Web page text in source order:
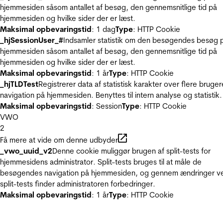
hjemmesiden såsom antallet af besøg, den gennemsnitlige tid på
hjemmesiden og hvilke sider der er læst.
Maksimal opbevaringstid: 1 dagType: HTTP Cookie
_hjSessionUser_#Indsamler statistik om den besøgendes besøg
hjemmesiden såsom antallet af besøg, den gennemsnitlige tid på
hjemmesiden og hvilke sider der er læst.
Maksimal opbevaringstid: 1 årType: HTTP Cookie
_hjTLDTestRegistrerer data af statistisk karakter over flere
navigation på hjemmesiden. Benyttes til intern analyse og statistik.
Maksimal opbevaringstid: SessionType: HTTP Cookie
VWO
2
Få mere at vide om denne udbyder
_vwo_uuid_v2Denne cookie muliggør brugen af split-tests for
hjemmesidens administrator. Split-tests bruges til at måle de
besøgendes navigation på hjemmesiden, og gennem ændringer
split-tests finder administratoren forbedringer.
Maksimal opbevaringstid: 1 årType: HTTP Cookie